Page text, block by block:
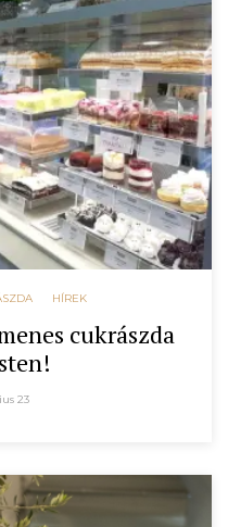
HÍREK
cukrászda
23